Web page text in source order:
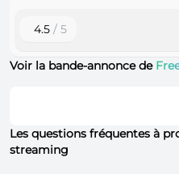
4.5 / 5
Voir la bande-annonce de
Les questions fréquentes à
streaming